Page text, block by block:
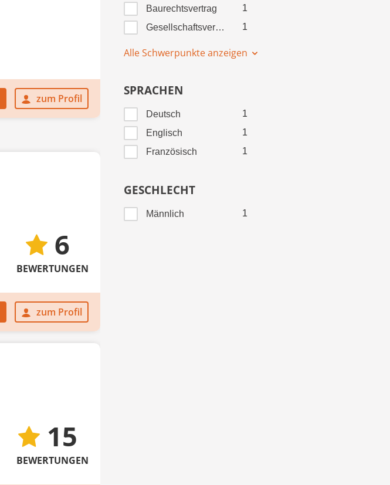
zum Profil
6
BEWERTUNGEN
zum Profil
15
BEWERTUNGEN
Baurechtsvertrag
1
Gesellschaftsvertrag
1
Alle Schwerpunkte anzeigen
SPRACHEN
Deutsch
1
Englisch
1
Französisch
1
GESCHLECHT
Männlich 1